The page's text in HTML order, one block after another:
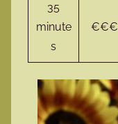
35
minute
s
€€€